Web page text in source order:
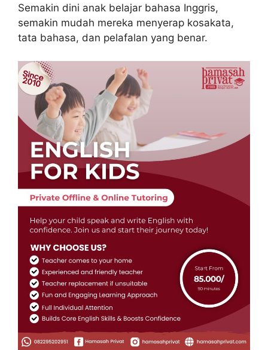
Semakin dini anak belajar bahasa Inggris,
semakin mudah mereka menyerap kosakata,
tata bahasa, dan pelafalan yang benar.